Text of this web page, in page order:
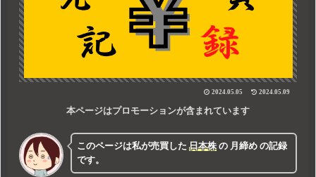
2024.05.05 2024.05.09
本ページはプロモーションが含まれています
このページは私が売買した日本株 の 月締め の記録
です。